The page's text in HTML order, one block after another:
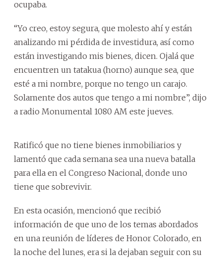
ocupaba.
“Yo creo, estoy segura, que molesto ahí y están
analizando mi pérdida de investidura, así como
están investigando mis bienes, dicen. Ojalá que
encuentren un tatakua (horno) aunque sea, que
esté a mi nombre, porque no tengo un carajo.
Solamente dos autos que tengo a mi nombre”, dijo
a radio Monumental 1080 AM este jueves.
Ratificó que no tiene bienes inmobiliarios y
lamentó que cada semana sea una nueva batalla
para ella en el Congreso Nacional, donde uno
tiene que sobrevivir.
En esta ocasión, mencionó que recibió
información de que uno de los temas abordados
en una reunión de líderes de Honor Colorado, en
la noche del lunes, era si la dejaban seguir con su